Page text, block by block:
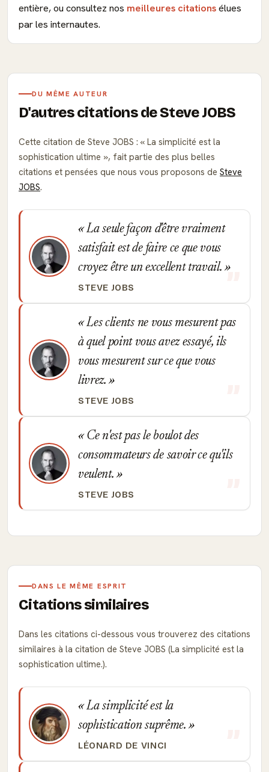
entière, ou consultez nos meilleures citationsélues
par les internautes.
DU MÊME AUTEUR
D'autres citations de Steve JOBS
Cette citation de Steve JOBS :
La simplicité est la
sophistication ultime
, fait partie des plus belles
citations et pensées que nous vous proposons de Steve
JOBS.
La seule façon d'être vraiment
satisfait est de faire ce que vous
croyez être un excellent travail.
STEVE JOBS
Les clients ne vous mesurent pas
à quel point vous avez essayé, ils
vous mesurent sur ce que vous
livrez.
STEVE JOBS
Ce n'est pas le boulot des
consommateurs de savoir ce qu'ils
veulent.
STEVE JOBS
DANS LE MÊME ESPRIT
Citations similaires
Dans les citations ci-dessous vous trouverez des citations
similaires à la citation de Steve JOBS (La simplicité est la
sophistication ultime.).
La simplicité est la
sophistication suprême.
LÉONARD DE VINCI